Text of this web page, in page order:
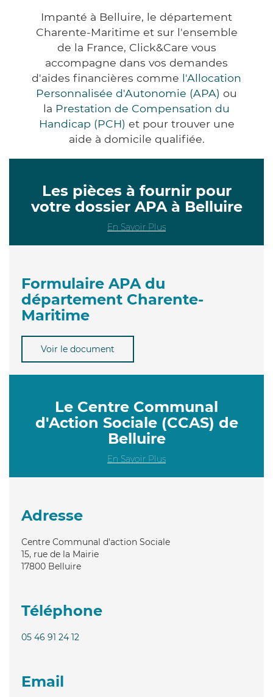
Impanté à Belluire, le département
Charente-Maritime et sur l'ensemble
de la France, Click&Care vous
accompagne dans vos demandes
d'aides financières comme l'Allocation
Personnalisée d'Autonomie (APA) ou
la Prestation de Compensation du
Handicap (PCH) et pour trouver une
aide à domicile qualifiée.
Les pièces à fournir pour
votre dossier APA à Belluire
En Savoir Plus
Formulaire APA du
département Charente-
Maritime
Voir le document
Le Centre Communal
d'Action Sociale (CCAS) de
Belluire
En Savoir Plus
Adresse
Centre Communal d'action Sociale
15, rue de la Mairie
17800 Belluire
Téléphone
05 46 91 24 12
Email